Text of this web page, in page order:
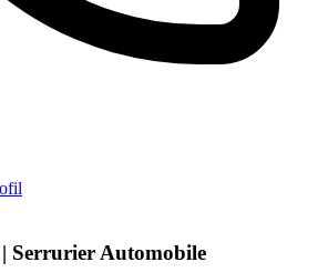
Serrurier Automobile